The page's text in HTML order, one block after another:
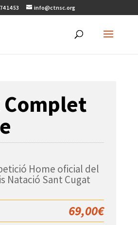
14 53 info@ctnsc.org
Complet
Home oficial del
Natació Sant Cugat
69,00€